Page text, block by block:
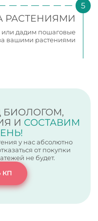
РАСТЕНИЯМИ
или дадим пошаговые
вашими растениями
БИОЛОГОМ,
И СОСТАВИМ
у нас абсолютно
от покупки
не будет.
КП